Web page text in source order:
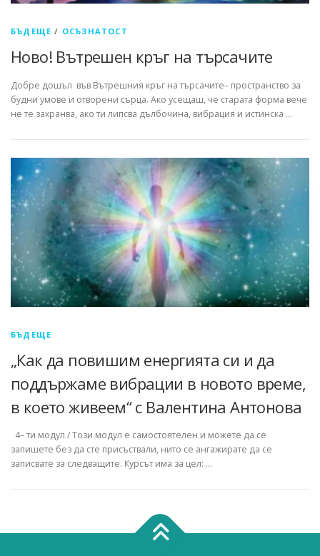
БЪДЕЩЕ / ОСЪЗНАТОСТ
Ново! Вътрешен кръг на търсачите
Добре дошъл във Вътрешния кръг на търсачите– пространство за
будни умове и отворени сърца. Ако усещаш, че старата форма вече
не те захранва, ако ти липсва дълбочина, вибрация и истинска …
БЪДЕЩЕ
„Как да повишим енергията си и да
поддържаме вибрации в новото време,
в което живеем“ с Валентина Антонова
4– ти модул / Този модул е самостоятелен и можете да се
запишете без да сте присъствали, нито се ангажирате да се
записвате за следващите. Курсът има за цел: …